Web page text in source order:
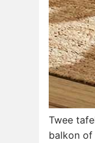
Twee
balkon of